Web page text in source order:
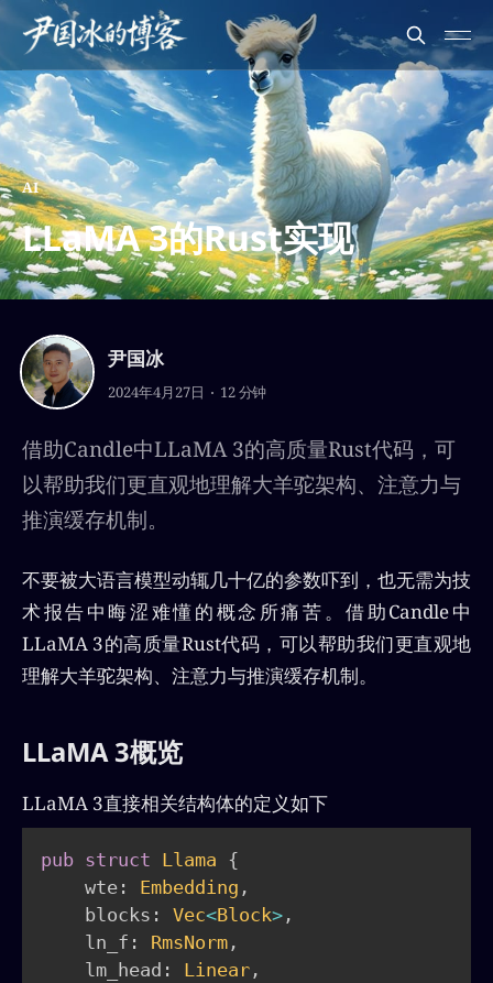
AI
LLaMA 3的Rust实现
尹国冰
2024年4月27日 12 分钟
借助Candle中LLaMA 3的高质量Rust代码，可
以帮助我们更直观地理解大羊驼架构、注意力与
推演缓存机制。
不要被大语言模型动辄几十亿的参数吓到，也无需为技
术报告中晦涩难懂的概念所痛苦。借助Candle中
LLaMA 3的高质量Rust代码，可以帮助我们更直观地
理解大羊驼架构、注意力与推演缓存机制。
LLaMA 3概览
LLaMA 3直接相关结构体的定义如下
pub struct Llama {
    wte
: Embedding ,
    blocks
: Vec<Block> ,
    ln_f
: RmsNorm ,
    lm_head
: Linear ,